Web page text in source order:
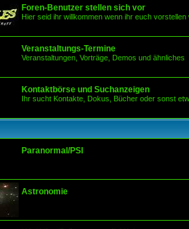
Foren-Benutzer stellen sich vor
Hier seid ihr willkommen wenn ihr euch vorstellen
Veranstaltungs-Termine
Veranstaltungen, Vorträge, Demos und ähnliches
Kontaktbörse und Suchanzeigen
Ihr sucht Kontakte, Dokus, Bücher oder sonst
Paranormal/PSI
Astronomie